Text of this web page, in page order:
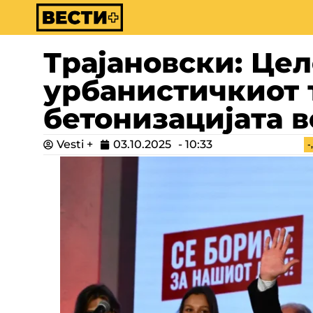
Трајановски:
урбанистичкиот
бетонизацијата
Vesti + 03.10.2025 - 10:33 -